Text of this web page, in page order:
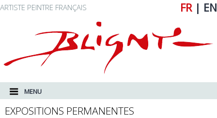
FR| EN
ARTISTE PEINTRE FRANÇAIS
MENU PRINCIPAL
ALLER AU CONTENU PRINCIPAL
ALLER AU CONTENU SECONDAIRE
MENU
EXPOSITIONS PERMANENTES